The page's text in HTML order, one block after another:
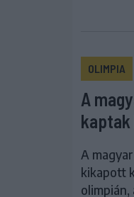
OLIMPIA
A
A
kikapott